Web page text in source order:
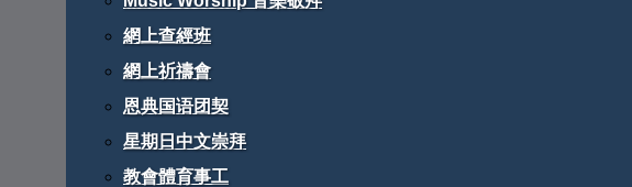
網上查經班
網上祈禱會
恩典国语团契
星期日中文崇拜
教會體育事工